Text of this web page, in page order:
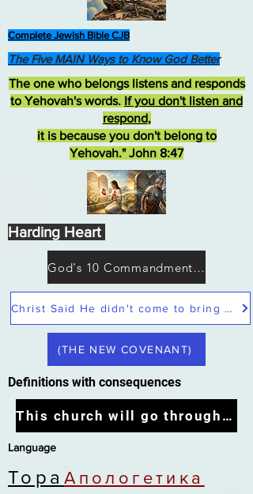
Language
ТораАпологетика
Christ Said He didn't come to bring peace but a sword
This church will go through the tribulation
Complete Jewish Bible CJB
God's 10 Commandments not Moses
Definitions with consequences
The one who belongs listens and responds
to Yehovah's words. If you don't listen and
respond,
it is because you don't belong to
Yehovah." John 8:47
(THE NEW COVENANT)
The Five MAIN Ways to Know God Better
Harding Heart